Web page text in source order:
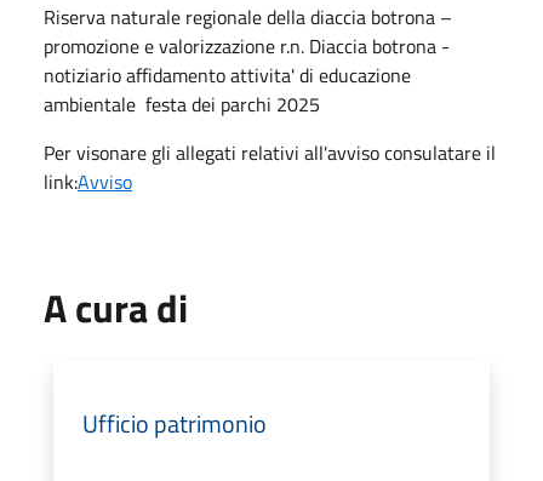
Riserva naturale regionale della diaccia botrona –
promozione e valorizzazione r.n. Diaccia botrona -
notiziario affidamento attivita' di educazione
ambientale festa dei parchi 2025
Per visonare gli allegati relativi all'avviso consulatare il
link:Avviso
A cura di
Ufficio patrimonio